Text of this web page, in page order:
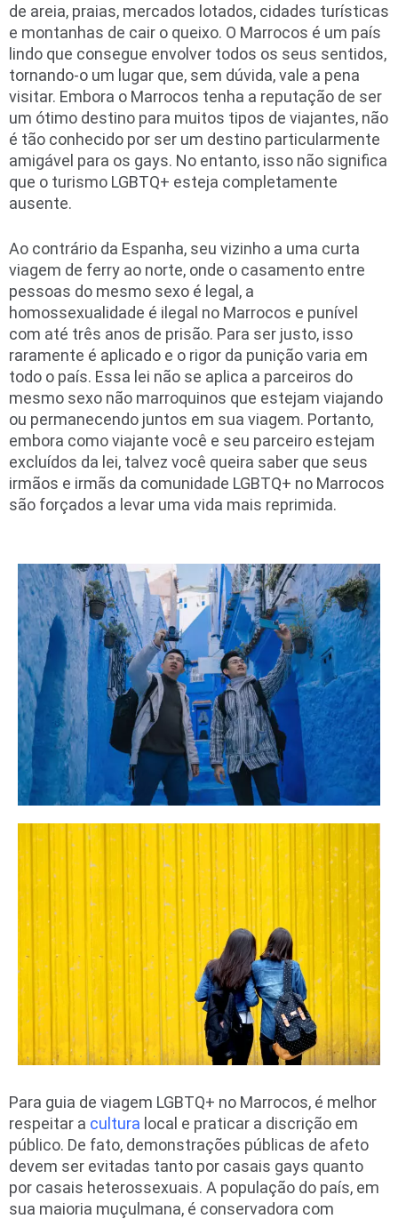
de areia, praias, mercados lotados, cidades turísticas
e montanhas de cair o queixo. O Marrocos é um país
lindo que consegue envolver todos os seus sentidos,
tornando-o um lugar que, sem dúvida, vale a pena
visitar. Embora o Marrocos tenha a reputação de ser
um ótimo destino para muitos tipos de viajantes, não
é tão conhecido por ser um destino particularmente
amigável para os gays. No entanto, isso não significa
que o turismo LGBTQ+ esteja completamente
ausente.
Ao contrário da Espanha, seu vizinho a uma curta
viagem de ferry ao norte, onde o casamento entre
pessoas do mesmo sexo é legal, a
homossexualidade é ilegal no Marrocos e punível
com até três anos de prisão. Para ser justo, isso
raramente é aplicado e o rigor da punição varia em
todo o país. Essa lei não se aplica a parceiros do
mesmo sexo não marroquinos que estejam viajando
ou permanecendo juntos em sua viagem. Portanto,
embora como viajante você e seu parceiro estejam
excluídos da lei, talvez você queira saber que seus
irmãos e irmãs da comunidade LGBTQ+ no Marrocos
são forçados a levar uma vida mais reprimida.
Para guia de viagem LGBTQ+ no Marrocos, é melhor
respeitar a cultura local e praticar a discrição em
público. De fato, demonstrações públicas de afeto
devem ser evitadas tanto por casais gays quanto
por casais heterossexuais. A população do país, em
sua maioria muçulmana, é conservadora com